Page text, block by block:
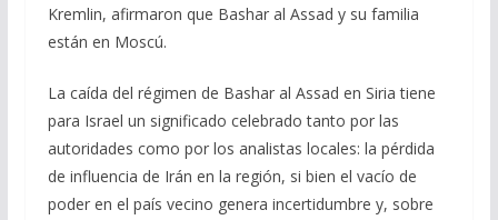
Kremlin, afirmaron que Bashar al Assad y su familia
están en Moscú.
La caída del régimen de Bashar al Assad en Siria tiene
para Israel un significado celebrado tanto por las
autoridades como por los analistas locales: la pérdida
de influencia de Irán en la región, si bien el vacío de
poder en el país vecino genera incertidumbre y, sobre